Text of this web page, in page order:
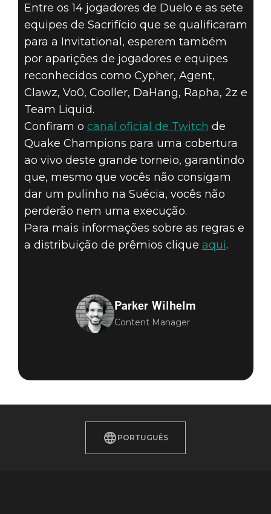
Entre os 14 jogadores de Duelo e as sete
equipes de Sacrifício que se qualificaram
para a Invitational, esperem também
por aparições de jogadores e equipes
reconhecidos como Cypher, Agent,
Clawz, Vo0, Cooller, DaHang, Rapha, 2z e
Team Liquid.
Confiram o canal oficial de Twitch de
Quake Champions para uma cobertura
ao vivo deste grande torneio, garantindo
que, mesmo que vocês não consigam
dar um pulinho na Suécia, vocês não
perderão nem uma execução.
Para mais informações sobre as regras e
a distribuição de prêmios clique aqui.
Parker Wilhelm
Content Manager
PORTUGUÊS